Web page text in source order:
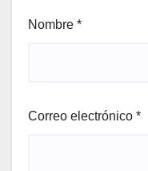
Nombre *
Correo electrónico *